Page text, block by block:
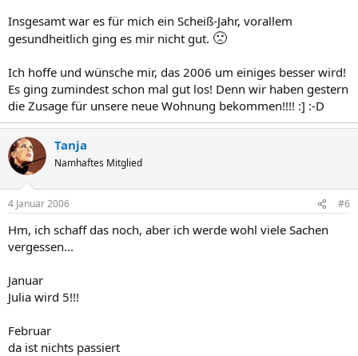
Insgesamt war es für mich ein Scheiß-Jahr, vorallem
gesundheitlich ging es mir nicht gut. 🙁
Ich hoffe und wünsche mir, das 2006 um einiges besser wird!
Es ging zumindest schon mal gut los! Denn wir haben gestern
die Zusage für unsere neue Wohnung bekommen!!!! :] :-D
Tanja
Namhaftes Mitglied
4 Januar 2006 #6
Hm, ich schaff das noch, aber ich werde wohl viele Sachen
vergessen...
Januar
Julia wird 5!!!
Februar
da ist nichts passiert